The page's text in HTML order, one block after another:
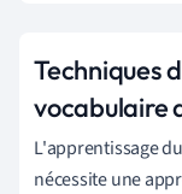
Techniques
vocabulaire
L'apprentissage
nécessite une